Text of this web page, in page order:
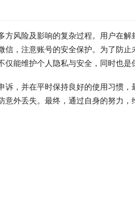
风险及影响的复杂过程。用户在
，注意账号的安全保护。为了防止
能维护个人隐私与安全，同时也是
，并在平时保持良好的使用习惯，
外丢失。最终，通过自身的努力